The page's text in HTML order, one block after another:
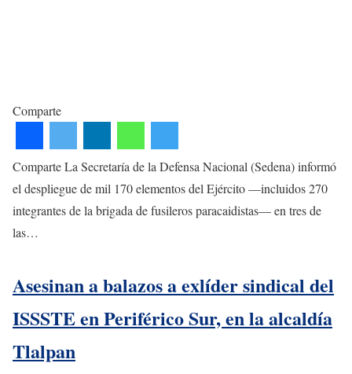
Comparte
Comparte La Secretaría de la Defensa Nacional (Sedena) informó
el despliegue de mil 170 elementos del Ejército —incluidos 270
integrantes de la brigada de fusileros paracaidistas— en tres de
las…
Asesinan a balazos a exlíder sindical del
ISSSTE en Periférico Sur, en la alcaldía
Tlalpan